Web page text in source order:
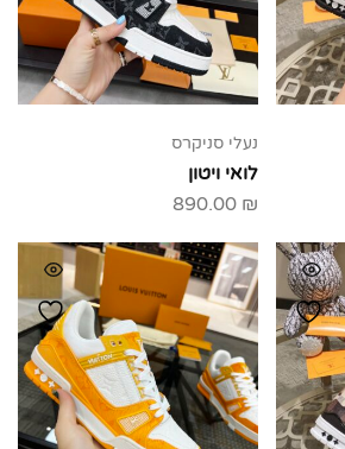
נעלי סניקרס
לואי ויטון
890.00 ₪